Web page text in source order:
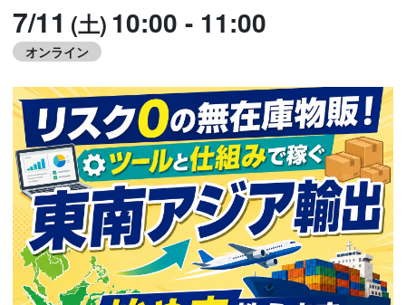
7/11 (土) 10:00 - 11:00
オンライン